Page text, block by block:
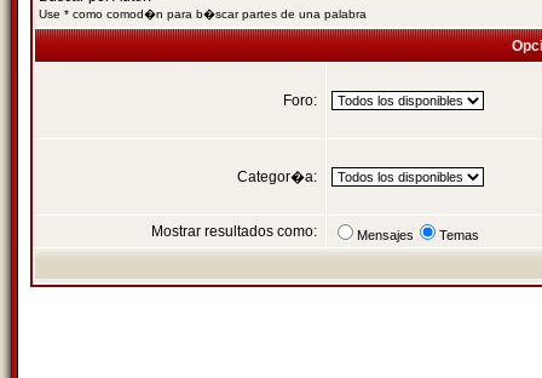
Use * como comod�n para b�scar partes de una palabra
Foro:
Categor�a:
Mostrar resultados como: Mensajes Temas